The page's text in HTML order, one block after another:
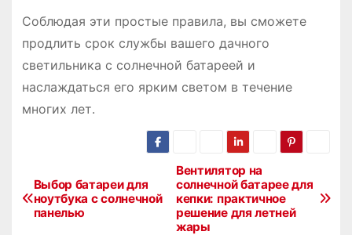
Соблюдая эти простые правила, вы сможете
продлить срок службы вашего дачного
светильника с солнечной батареей и
наслаждаться его ярким светом в течение
многих лет․
Н
а
Вентилятор на
солнечной батарее для
кепки: практичное
решение для летней
жары
Выбор батареи для
ноутбука с солнечной
панелью